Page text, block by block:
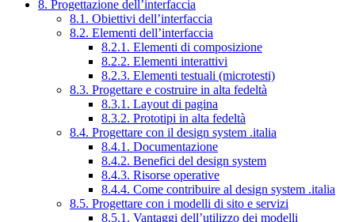
8. Progettazione dell’interfaccia
8.1. Obiettivi dell’interfaccia
8.2. Elementi dell’interfaccia
8.2.1. Elementi di composizione
8.2.2. Elementi interattivi
8.2.3. Elementi testuali (microtesti)
8.3. Progettare e costruire in alta fedeltà
8.3.1. Layout di pagina
8.3.2. Prototipi in alta fedeltà
8.4. Progettare con il design system .italia
8.4.1. Documentazione
8.4.2. Benefici del design system
8.4.3. Risorse operative
8.4.4. Come contribuire al design system .italia
8.5. Progettare con i modelli di sito e servizi
8.5.1. Vantaggi dell’utilizzo dei modelli